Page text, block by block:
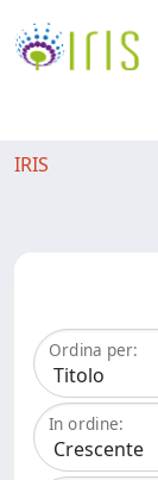
IRIS
Ordina per:
In ordine: